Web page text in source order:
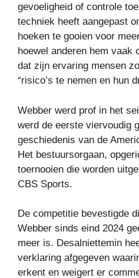
gevoeligheid of controle
techniek heeft aangepast
hoeken te gooien voor
hoewel anderen hem vaak
dat zijn ervaring mensen
“risico’s te nemen en hun
Webber werd prof in het
werd de eerste viervoudig
geschiedenis van de
Het bestuursorgaan,
toernooien die worden
CBS Sports.
De competitie bevestigde
Webber sinds eind 2024
meer is. Desalniettemin
verklaring afgegeven
erkent en weigert er